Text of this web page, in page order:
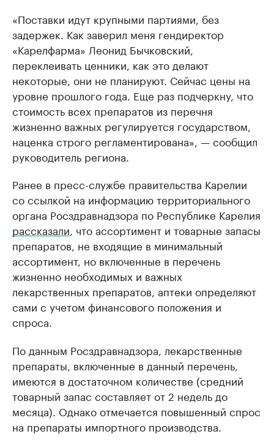
«Поставки идут крупными партиями, без
задержек. Как заверил меня гендиректор
«Карелфарма» Леонид Бычковский,
переклеивать ценники, как это делают
некоторые, они не планируют. Сейчас цены на
уровне прошлого года. Еще раз подчеркну, что
стоимость всех препаратов из перечня
жизненно важных регулируется государством,
наценка строго регламентирована», — сообщил
руководитель региона.
Ранее в пресс-службе правительства Карелии
со ссылкой на информацию территориального
органа Росздравнадзора по Республике Карелия
рассказали, что ассортимент и товарные запасы
препаратов, не входящие в минимальный
ассортимент, но включенные в перечень
жизненно необходимых и важных
лекарственных препаратов, аптеки определяют
сами с учетом финансового положения и
спроса.
По данным Росздравнадзора, лекарственные
препараты, включенные в данный перечень,
имеются в достаточном количестве (средний
товарный запас составляет от 2 недель до
месяца). Однако отмечается повышенный спрос
на препараты импортного производства.